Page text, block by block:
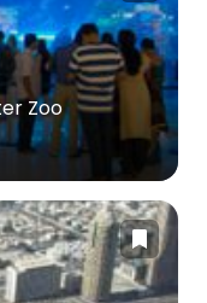
Zoo